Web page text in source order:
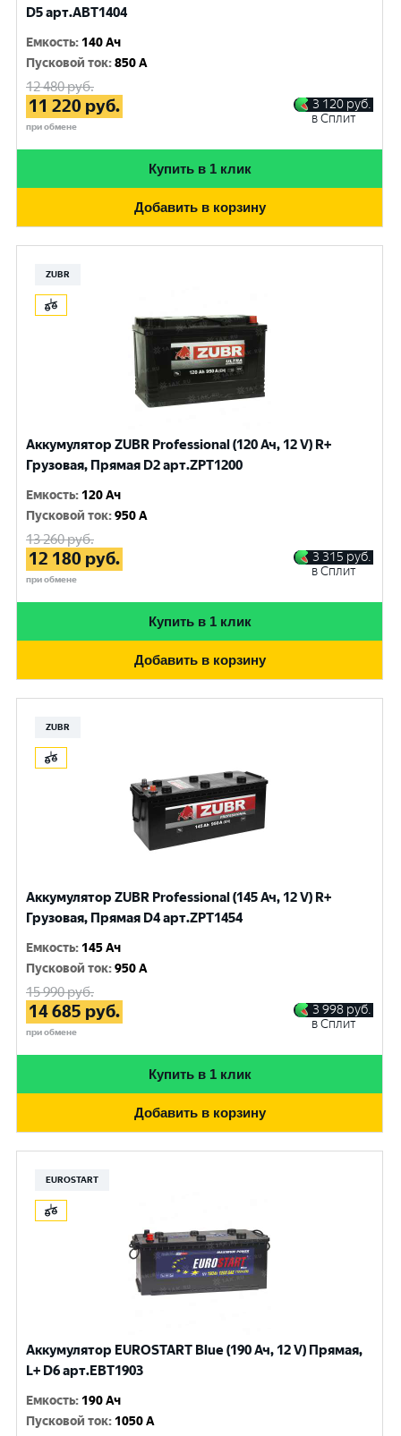
D5 арт.ABT1404
Емкость: 140 Ач
Пусковой ток:850 A
12 480руб.
11 220 руб.
при обмене
3 120 руб.
в Сплит
Купить в 1 клик
Добавить в корзину
ZUBR
Аккумулятор ZUBR Professional (120 Ач, 12 V) R+
Грузовая, Прямая D2 арт.ZPT1200
Емкость: 120 Ач
Пусковой ток:950 A
13 260руб.
12 180 руб.
при обмене
3 315 руб.
в Сплит
Купить в 1 клик
Добавить в корзину
ZUBR
Аккумулятор ZUBR Professional (145 Ач, 12 V) R+
Грузовая, Прямая D4 арт.ZPT1454
Емкость: 145 Ач
Пусковой ток:950 A
15 990руб.
14 685 руб.
при обмене
3 998 руб.
в Сплит
Купить в 1 клик
Добавить в корзину
EUROSTART
Аккумулятор EUROSTART Blue (190 Ач, 12 V) Прямая,
L+ D6 арт.EBT1903
Емкость: 190 Ач
Пусковой ток: 1050 A